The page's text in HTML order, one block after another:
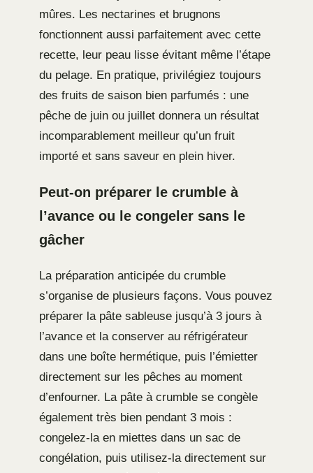
mûres. Les nectarines et brugnons
fonctionnent aussi parfaitement avec cette
recette, leur peau lisse évitant même l’étape
du pelage. En pratique, privilégiez toujours
des fruits de saison bien parfumés : une
pêche de juin ou juillet donnera un résultat
incomparablement meilleur qu’un fruit
importé et sans saveur en plein hiver.
Peut-on préparer le crumble à
l’avance ou le congeler sans le
gâcher
La préparation anticipée du crumble
s’organise de plusieurs façons. Vous pouvez
préparer la pâte sableuse jusqu’à 3 jours à
l’avance et la conserver au réfrigérateur
dans une boîte hermétique, puis l’émietter
directement sur les pêches au moment
d’enfourner. La pâte à crumble se congèle
également très bien pendant 3 mois :
congelez-la en miettes dans un sac de
congélation, puis utilisez-la directement sur